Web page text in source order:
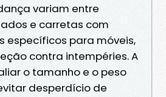
variam entre
e carretas com
específicos para móveis,
contra intempéries. A
o tamanho e o peso
desperdício de